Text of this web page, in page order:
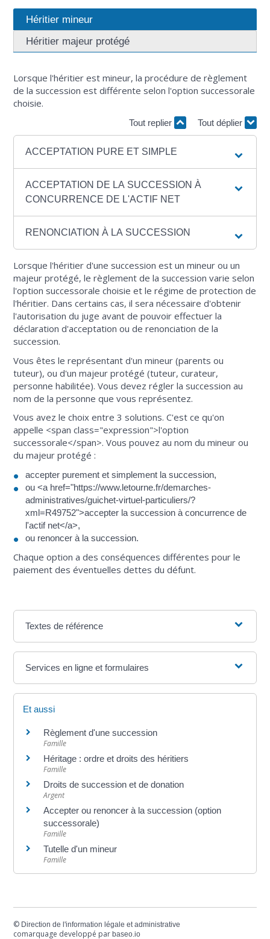
Héritier mineur
Héritier majeur protégé
Lorsque l'héritier est mineur, la procédure de règlement
de la succession est différente selon l'option successorale
choisie.
Tout replier Tout déplier
ACCEPTATION PURE ET SIMPLE
ACCEPTATION DE LA SUCCESSION À
CONCURRENCE DE L'ACTIF NET
RENONCIATION À LA SUCCESSION
Lorsque l'héritier d'une succession est un mineur ou un
majeur protégé, le règlement de la succession varie selon
l'option successorale choisie et le régime de protection de
l'héritier. Dans certains cas, il sera nécessaire d'obtenir
l'autorisation du juge avant de pouvoir effectuer la
déclaration d'acceptation ou de renonciation de la
succession.
Vous êtes le représentant d'un mineur (parents ou
tuteur), ou d'un majeur protégé (tuteur, curateur,
personne habilitée). Vous devez régler la succession au
nom de la personne que vous représentez.
Vous avez le choix entre 3 solutions. C'est ce qu'on
appelle <span class="expression">l'option
successorale</span>. Vous pouvez au nom du mineur ou
du majeur protégé :
accepter purement et simplement la succession,
ou <a href="https://www.letourne.fr/demarches-
administratives/guichet-virtuel-particuliers/?
xml=R49752">accepter la succession à concurrence de
l'actif net</a>,
ou renoncer à la succession.
Chaque option a des conséquences différentes pour le
paiement des éventuelles dettes du défunt.
Textes de référence
Services en ligne et formulaires
Et aussi
Règlement d'une succession
Famille
Héritage : ordre et droits des héritiers
Famille
Droits de succession et de donation
Argent
Accepter ou renoncer à la succession (option
successorale)
Famille
Tutelle d'un mineur
Famille
© Direction de l'information légale et administrative
comarquage developpé parbaseo.io